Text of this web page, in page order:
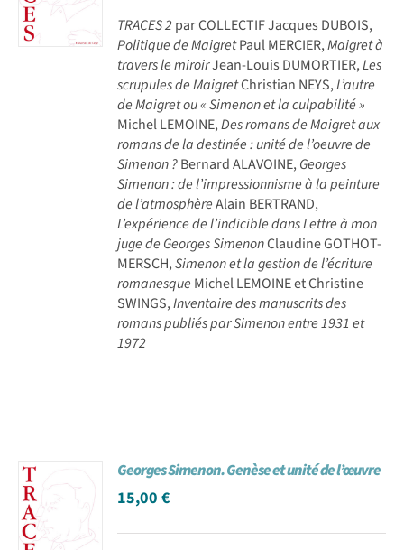
TRACES 2par COLLECTIF Jacques DUBOIS,
Politique de MaigretPaul MERCIER,Maigret à
travers le miroirJean-Louis DUMORTIER,Les
scrupules de MaigretChristian NEYS,L’autre
de Maigret ou « Simenon et la culpabilité »
Michel LEMOINE,Des romans de Maigret aux
romans de la destinée : unité de l’oeuvre de
Simenon ?Bernard ALAVOINE,Georges
Simenon : de l’impressionnisme à la peinture
de l’atmosphèreAlain BERTRAND,
L’expérience de l’indicible dans Lettre à mon
juge de Georges SimenonClaudine GOTHOT-
MERSCH,Simenon et la gestion de l’écriture
romanesque Michel LEMOINE et Christine
SWINGS,Inventaire des manuscrits des
romans publiés par Simenon entre 1931 et
1972
Georges Simenon. Genèse et unité de l’œuvre
15,00€